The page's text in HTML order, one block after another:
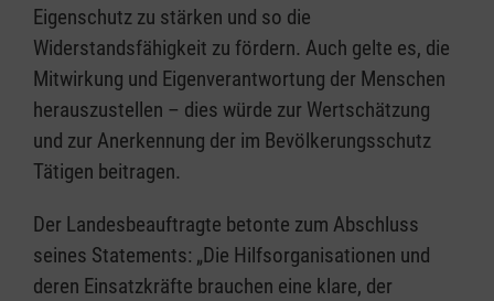
Eigenschutz zu stärken und so die
Widerstandsfähigkeit zu fördern. Auch gelte es, die
Mitwirkung und Eigenverantwortung der Menschen
herauszustellen – dies würde zur Wertschätzung
und zur Anerkennung der im Bevölkerungsschutz
Tätigen beitragen.
Der Landesbeauftragte betonte zum Abschluss
seines Statements: „Die Hilfsorganisationen und
deren Einsatzkräfte brauchen eine klare, der